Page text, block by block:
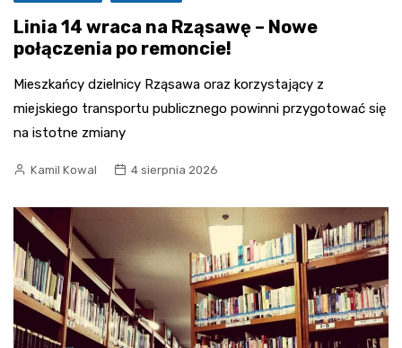
Linia 14 wraca na Rząsawę – Nowe
połączenia po remoncie!
Mieszkańcy dzielnicy Rząsawa oraz korzystający z
miejskiego transportu publicznego powinni przygotować się
na istotne zmiany
Kamil Kowal 4 sierpnia 2026